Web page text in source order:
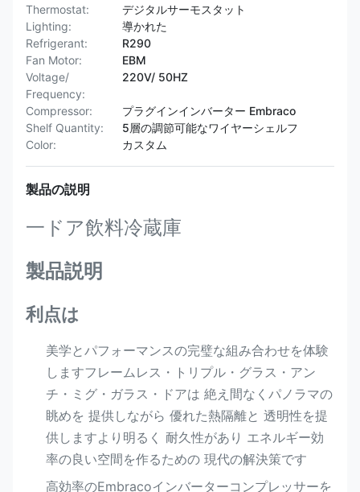
Thermostat:
デジタルサーモスタット
Lighting:
導かれた
Refrigerant:
R290
Fan Motor:
EBM
Voltage/
Frequency:
220V/ 50HZ
Compressor:
プラグインインバーター Embraco
Shelf Quantity:
5層の調節可能なワイヤーシェルフ
Color:
カスタム
製品の説明
一ドア飲料冷蔵庫
製品説明
利点は
美学とパフォーマンスの完璧な組み合わせを体験
しますフレームレス・トリプル・グラス・アン
チ・ミグ・ガラス・ドアは 絶え間なくパノラマの
眺めを 提供しながら 優れた熱隔離と 透明性を提
供しますより明るく 耐久性があり エネルギー効
率の良い空間を作るための 現代の解決策です
高効率のEmbracoインバーターコンプレッサーを